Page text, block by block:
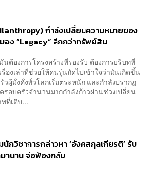
กำลังเปลี่ยนความหมายของ
อง “Legacy” ลึกกว่าทรัพย์สิน
นต้องการโครงสร้างที่รองรับ ต้องการบริบทที่
องเล่าที่ช่วยให้คนรุ่นถัดไปเข้าใจว่ามันเกิดขึ้น
วผู้มั่งคั่งทั่วโลกเริ่มตระหนัก และกำลังปรากฏ
รอบครัวจำนวนมากกำลังก้าวผ่านช่วงเปลี่ยน
ที่เติบ...
กวิชาการกล่าวหา ‘อังคสกุลเกียรติ’ รับ
านาน จ่อฟ้องกลับ